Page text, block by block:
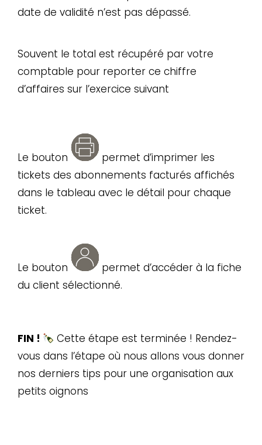
date de validité n’est pas dépassé.
Souvent le total est récupéré par votre
comptable pour reporter ce chiffre
d’affaires sur l’exercice suivant
Le bouton
permet d’imprimer les
tickets des abonnements facturés affichés
dans le tableau avec le détail pour chaque
ticket.
Le bouton
permet d’accéder à la fiche
du client sélectionné.
FIN !
Cette étape est terminée ! Rendez-
vous dans l’étape où nous allons vous donner
nos derniers tips pour une organisation aux
petits oignons